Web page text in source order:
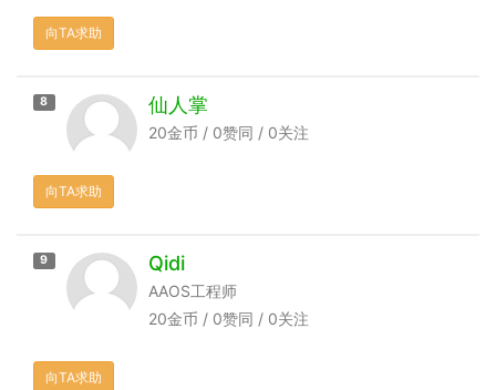
向TA求助
8 仙人掌
20金币 / 0赞同 / 0关注
向TA求助
9 Qidi
AAOS工程师
20金币 / 0赞同 / 0关注
向TA求助